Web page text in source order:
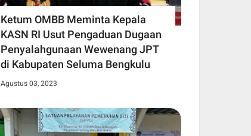
Ketum OMBB Meminta Kepala
KASN RI Usut Pengaduan Dugaan
Penyalahgunaan Wewenang JPT
di Kabupaten Seluma Bengkulu
Agustus 03, 2023